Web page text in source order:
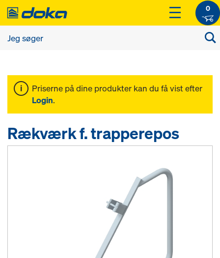
0
Priserne på dine produkter kan du få vist efter
Login.
Rækværk f. trapperepos